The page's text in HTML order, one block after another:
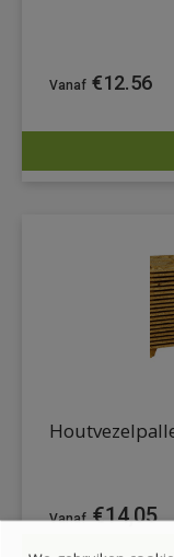
€12.56
€14,05